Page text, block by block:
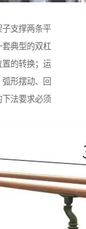
支撑两条平
典型的双杠
的转换；运
形摆动、回
法要求必须